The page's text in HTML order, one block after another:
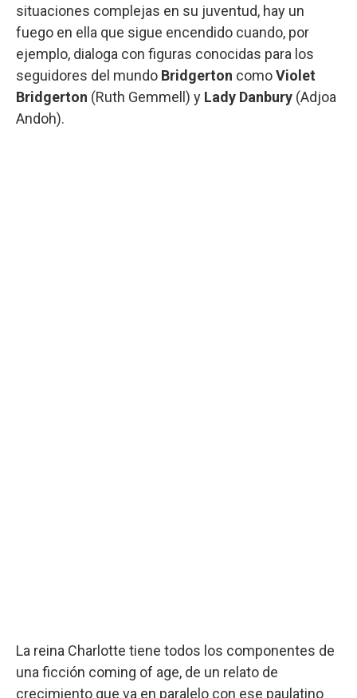
situaciones complejas en su juventud, hay un
fuego en ella que sigue encendido cuando, por
ejemplo, dialoga con figuras conocidas para los
seguidores del mundo Bridgerton comoViolet
Bridgerton (Ruth Gemmell) y Lady Danbury (Adjoa
Andoh).
La reina Charlotte tiene todos los componentes de
una ficción coming of age, de un relato de
crecimiento que va en paralelo con ese paulatino